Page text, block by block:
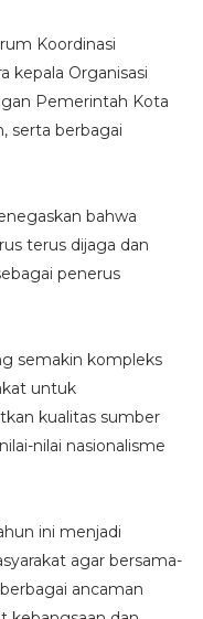
Koordinasi
kepala Organisasi
Pemerintah Kota
serta berbagai
bahwa
terus dijaga dan
penerus
semakin kompleks
untuk
kualitas sumber
nilai nasionalisme
ini menjadi
agar bersama-
ancaman